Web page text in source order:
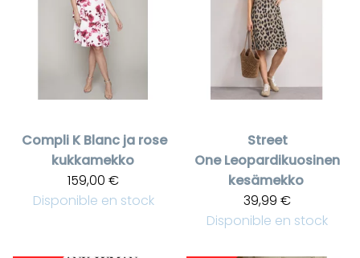
Compli K Blanc ja rose
kukkamekko
159,00 €
Disponible en stock
Street
One Leopardikuosinen
kesämekko
39,99 €
Disponible en stock